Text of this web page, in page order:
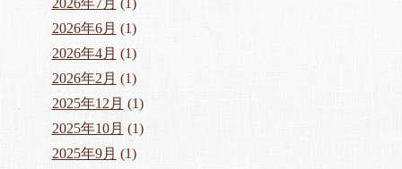
2026年7月 (1)
2026年6月 (1)
2026年4月 (1)
2026年2月 (1)
2025年12月 (1)
2025年10月 (1)
2025年9月 (1)